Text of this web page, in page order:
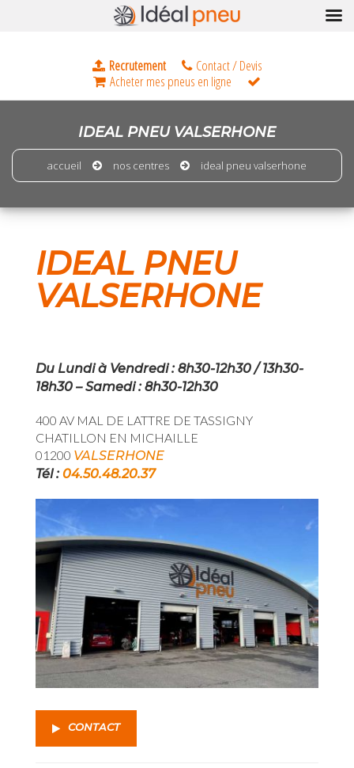
IDEAL PNEU VALSERHONE
accueil nos centres ideal pneu valserhone
IDEAL PNEU
VALSERHONE
Du Lundi à Vendredi : 8h30-12h30 / 13h30-
18h30 – Samedi : 8h30-12h30
400 AV MAL DE LATTRE DE TASSIGNY
CHATILLON EN MICHAILLE
01200 VALSERHONE
Tél :04.50.48.20.37
CONTACT